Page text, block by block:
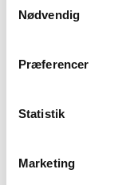
Du kan læse mere
"Detaljer" eller ved
Nødvendig
Præferencer
Statistik
Marketing